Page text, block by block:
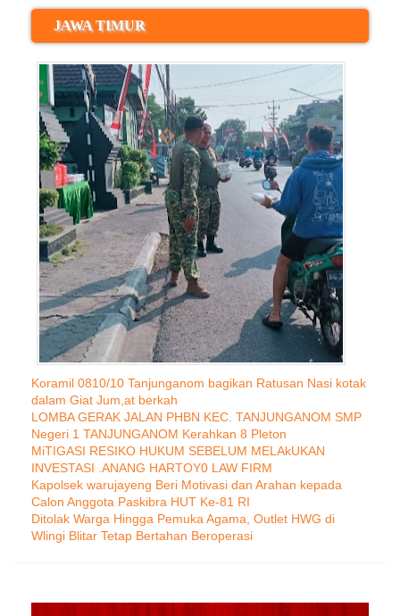
JAWA TIMUR
Koramil 0810/10 Tanjunganom bagikan Ratusan Nasi kotak
dalam Giat Jum,at berkah
LOMBA GERAK JALAN PHBN KEC. TANJUNGANOM SMP
Negeri 1 TANJUNGANOM Kerahkan 8 Pleton
MiTIGASI RESIKO HUKUM SEBELUM MELAkUKAN
INVESTASI .ANANG HARTOY0 LAW FIRM
Kapolsek warujayeng Beri Motivasi dan Arahan kepada
Calon Anggota Paskibra HUT Ke-81 RI
Ditolak Warga Hingga Pemuka Agama, Outlet HWG di
Wlingi Blitar Tetap Bertahan Beroperasi